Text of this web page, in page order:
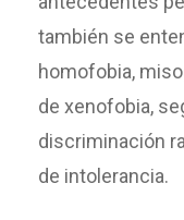
también se
homofobia,
de xenofobia,
discriminación
de intolerancia.